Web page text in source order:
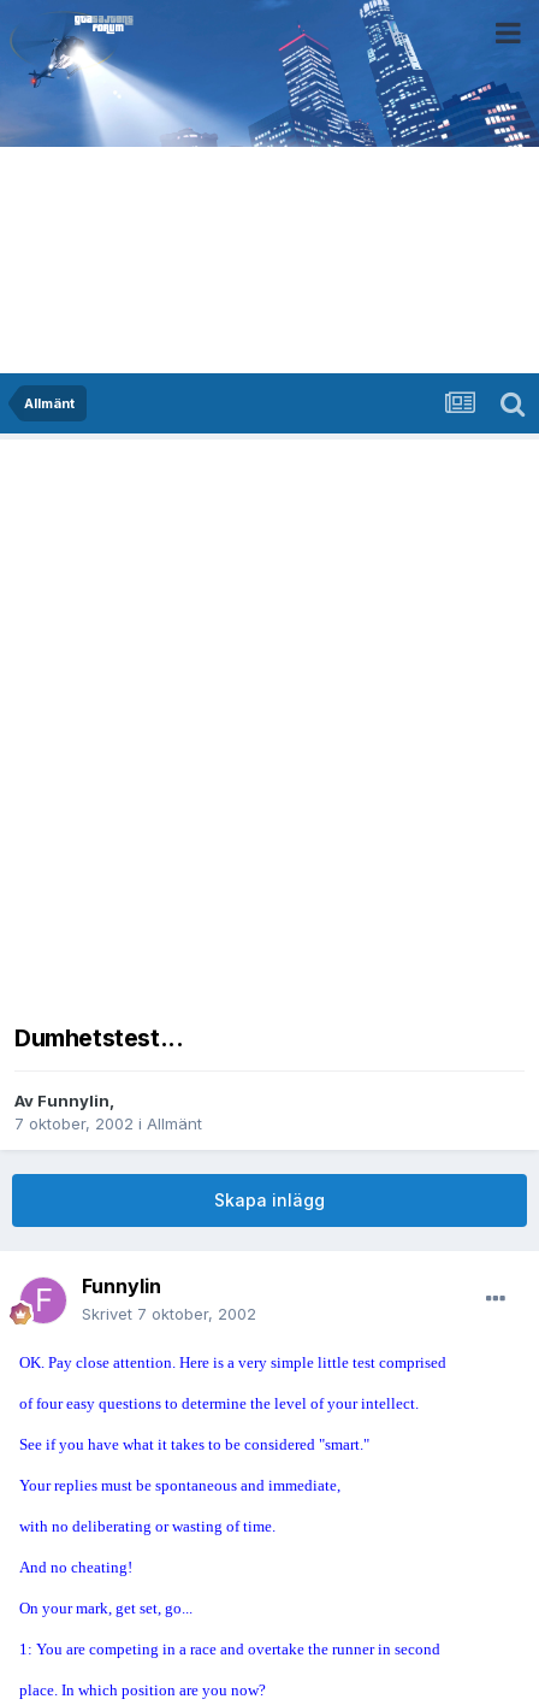
Allmänt
Dumhetstest...
Av Funnylin,
7 oktober, 2002 i Allmänt
Skapa inlägg
Funnylin
Skrivet 7 oktober, 2002
OK. Pay close attention. Here is a very simple little test comprised
of four easy questions to determine the level of your intellect.
See if you have what it takes to be considered "smart."
Your replies must be spontaneous and immediate,
with no deliberating or wasting of time.
And no cheating!
On your mark, get set, go...
1: You are competing in a race and overtake the runner in second
place. In which position are you now?